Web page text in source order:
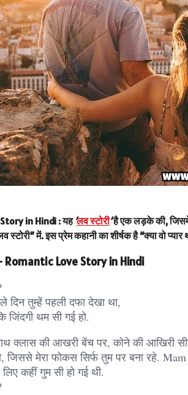
in Hindi :यह ‘लव स्टोरी‘है एक लड़के की, जिसमें
स्टोरी”में. इस प्रेम कहानी का शीर्षक है“क्या वो प्यार
– Romantic Love Story in Hindi
तुम्हें पहली दफा देखा था,
जिंदगी थम सी गई हो.
क्लास की आखरी बेंच पर, कोने की आखिरी
जिससे मेरा फोकस सिर्फ तुम पर बना रहे.
कहीं गुम सी हो गई थी.